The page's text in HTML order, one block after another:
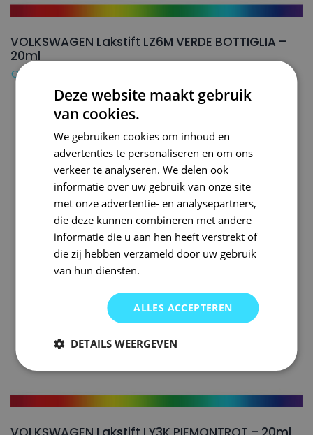
VOLKSWAGEN Lakstift LZ6M VERDE BOTTIGLIA –
20ml
€16,50
Deze website maakt gebruik
van cookies.
We gebruiken cookies om inhoud en
advertenties te personaliseren en om ons
verkeer te analyseren. We delen ook
informatie over uw gebruik van onze site
met onze advertentie- en analysepartners,
die deze kunnen combineren met andere
informatie die u aan hen heeft verstrekt of
die zij hebben verzameld door uw gebruik
van hun diensten.
ALLES ACCEPTEREN
DETAILS WEERGEVEN